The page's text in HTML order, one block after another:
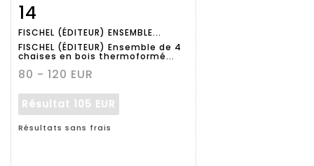
détaillée
14
FISCHEL (ÉDITEUR) ENSEMBLE...
FISCHEL (ÉDITEUR) Ensemble de 4
chaises en bois thermoformé...
80 - 120 EUR
Résultat 105 EUR
Résultats sans frais